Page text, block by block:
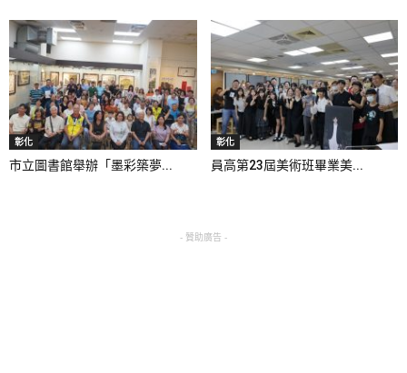
彰化
市立圖書館舉辦「墨彩築夢...
彰化
員高第23屆美術班畢業美...
- 贊助廣告 -